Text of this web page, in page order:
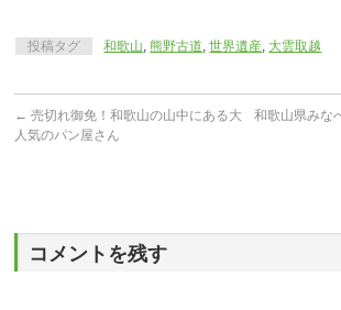
投稿タグ 和歌山,熊野古道,世界遺産, 大雲取越
← 売切れ御免！和歌山の山中にある大
人気のパン屋さん
和歌山県みな
コメントを残す